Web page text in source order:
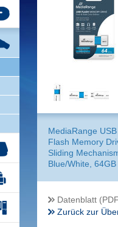
MediaRange
Flash Memory
Sliding
Blue/White, 64GB
Datenblatt
Zurück zur